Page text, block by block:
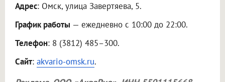
Адрес: Омск, улица Завертяева, 5.
График работы — ежедневно с 10:00 до 22:00.
Телефон: 8 (3812) 485–300.
Сайт: akvario-omsk.ru.